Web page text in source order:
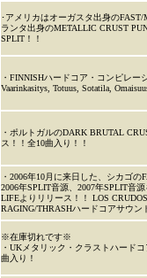
･アメリカはオーガスタ出身の
ランタ出身のMETALLIC CRUST
SPLIT！！
・FINNISHハードコア・コンピレー
Vaarinkasitys, Totuus, Sotatila,
・ポルトガルのDARK BRUTAL
ス！！全10曲入り！！
・2006年10月に来日した、シカゴの
2006年SPLIT音源、2007年SPLIT音
LIFEよりリリース！！ LOS
RAGING/THRASHハードコアサウン
※在庫切れです※
・UKメタリック・クラストハード
曲入り！